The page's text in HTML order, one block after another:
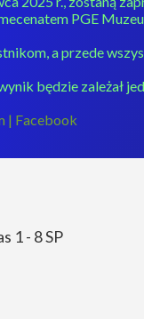
PGE
a przede
będzie zależał
| Facebook
1 - 8 SP